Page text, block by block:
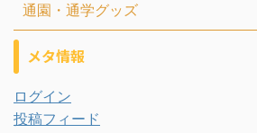
通園・通学グッズ
メタ情報
ログイン
投稿フィード